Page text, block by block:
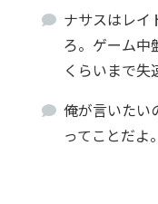
ナサスはレイ
ろ。ゲーム中
くらいまで失
俺が言いたい
ってことだよ。